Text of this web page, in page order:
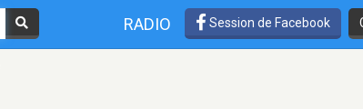
RADIO Session de Facebook